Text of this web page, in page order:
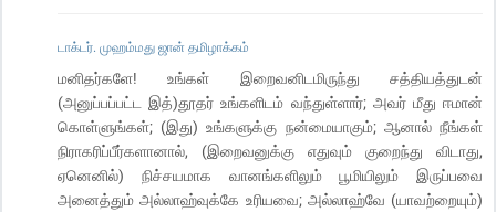
டாக்டர். முஹம்மது ஜான் தமிழாக்கம்
மனிதர்களே! உங்கள் இறைவனிடமிருந்து சத்தியத்துடன்
(அனுப்பப்பட்ட இத்)தூதர் உங்களிடம் வந்துள்ளார்; அவர் மீது ஈமான்
கொள்ளுங்கள்; (இது) உங்களுக்கு நன்மையாகும்; ஆனால் நீங்கள்
நிராகரிப்பீர்களானால், (இறைவனுக்கு எதுவும் குறைந்து விடாது,
ஏனெனில்) நிச்சயமாக வானங்களிலும் பூமியிலும் இருப்பவை
அனைத்தும் அல்லாஹ்வுக்கே உரியவை; அல்லாஹ்வே (யாவற்றையும்)